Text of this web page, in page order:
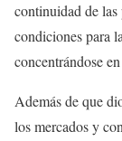
continuidad de
condiciones para
concentrándose
Además de que
los mercados y